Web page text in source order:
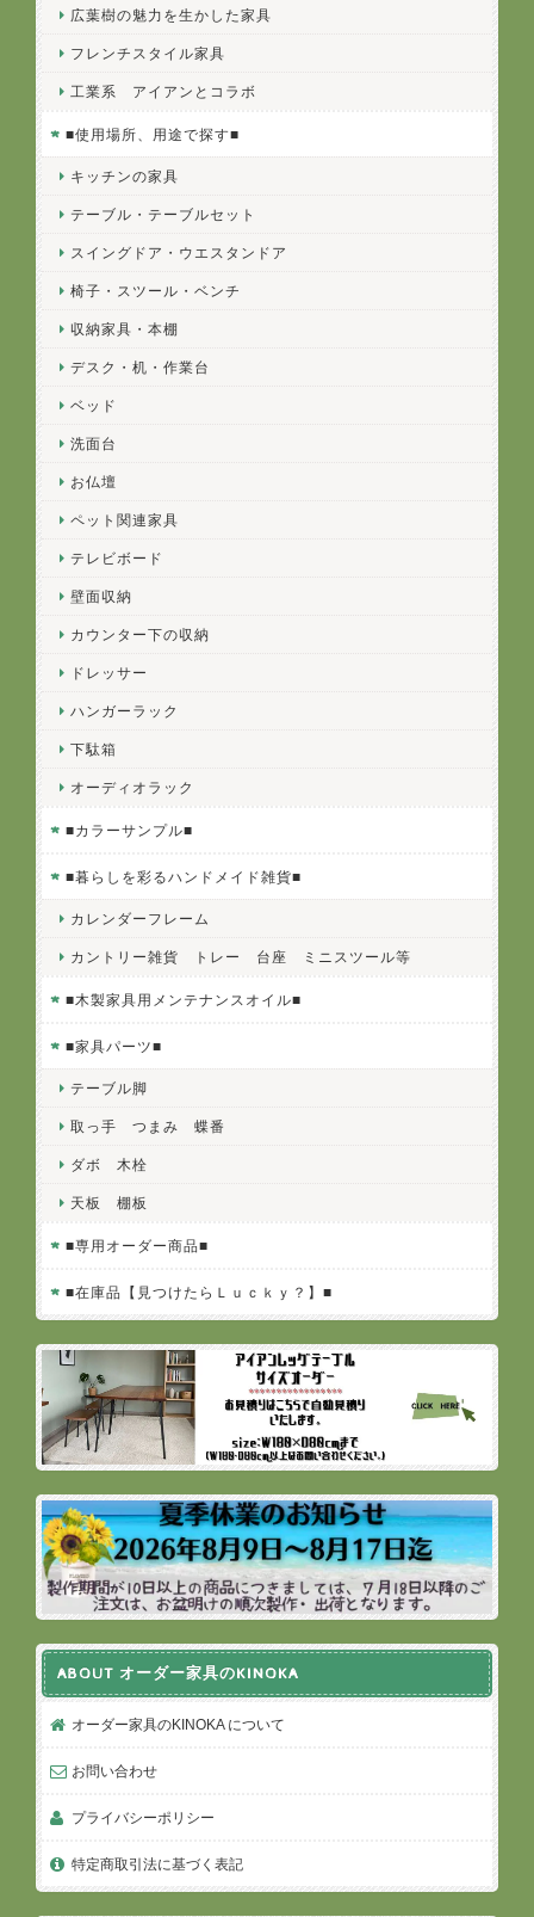
広葉樹の魅力を生かした家具
フレンチスタイル家具
工業系 アイアンとコラボ
■使用場所、用途で探す■
キッチンの家具
テーブル・テーブルセット
スイングドア・ウエスタンドア
椅子・スツール・ベンチ
収納家具・本棚
デスク・机・作業台
ベッド
洗面台
お仏壇
ペット関連家具
テレビボード
壁面収納
カウンター下の収納
ドレッサー
ハンガーラック
下駄箱
オーディオラック
■カラーサンプル■
■暮らしを彩るハンドメイド雑貨■
カレンダーフレーム
カントリー雑貨 トレー 台座 ミニスツール等
■木製家具用メンテナンスオイル■
■家具パーツ■
テーブル脚
取っ手 つまみ 蝶番
ダボ 木栓
天板 棚板
■専用オーダー商品■
■在庫品【見つけたらＬｕｃｋｙ？】■
ABOUT オーダー家具のKINOKA
オーダー家具のKINOKA について
お問い合わせ
プライバシーポリシー
特定商取引法に基づく表記